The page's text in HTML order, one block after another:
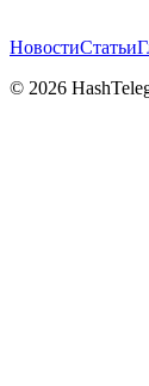
НовостиСтатьи
© 2026